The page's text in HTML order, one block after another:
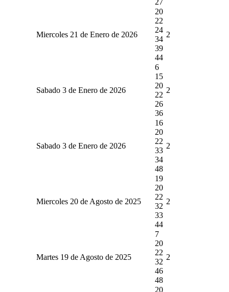
Miercoles 21 de Enero de 2026
20
22
24
34
39
44
2
Sabado 3 de Enero de 2026
6
15
20
22
26
36
2
Sabado 3 de Enero de 2026
16
20
22
33
34
48
2
Miercoles 20 de Agosto de 2025
19
20
22
32
33
44
2
Martes 19 de Agosto de 2025
7
20
22
32
46
48
2
20